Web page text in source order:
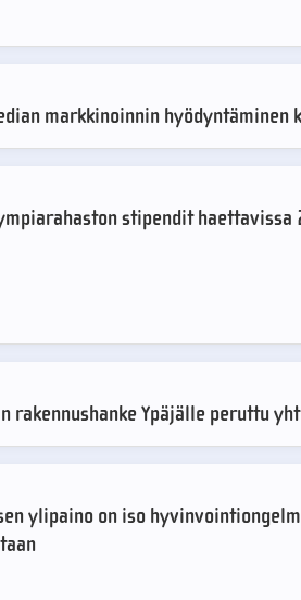
markkinoinnin
stipendit haettavissa
rakennushanke Ypäjälle peruttu
ylipaino on iso